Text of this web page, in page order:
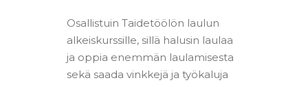
Osallistuin Taidetöölön laulun
alkeiskurssille, sillä halusin laulaa
ja oppia enemmän laulamisesta
sekä saada vinkkejä ja työkaluja